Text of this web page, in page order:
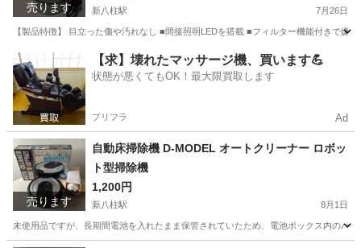
売ります 新八柱駅 7月26日
【製品特徴】 目立った傷や汚れなし ■間接照明LEDを搭載 ■フィルター機能付きで
千葉 松戸市 新八柱駅 季節、空調家電 セラミック
【求】壊れたマッサージ機、買います💪
状態が悪くてもOK！最大限買取します
プリフラ Ad
売ります
自動床掃除機 D-MODEL オートクリーナー ロボッ
ト型掃除機
1,200円
新八柱駅 8月1日
未使用品ですが、長期間電池を入れたまま保管されていたため、電池ボックス内のバ